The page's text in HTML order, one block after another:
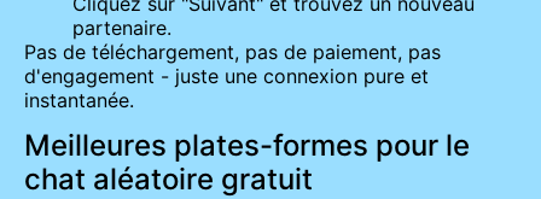
partenaire.
Pas de téléchargement, pas de paiement, pas
d'engagement - juste une connexion pure et
instantanée.
Meilleures plates-formes pour le
chat aléatoire gratuit